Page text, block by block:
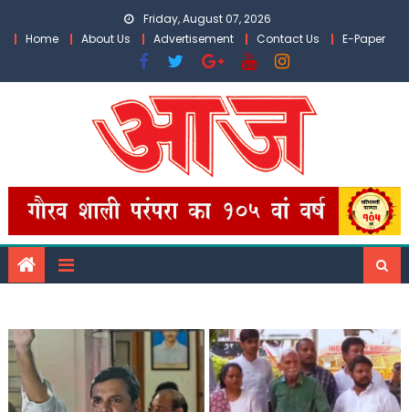
Friday, August 07, 2026
Home
About Us Advertisement Contact Us E-Paper